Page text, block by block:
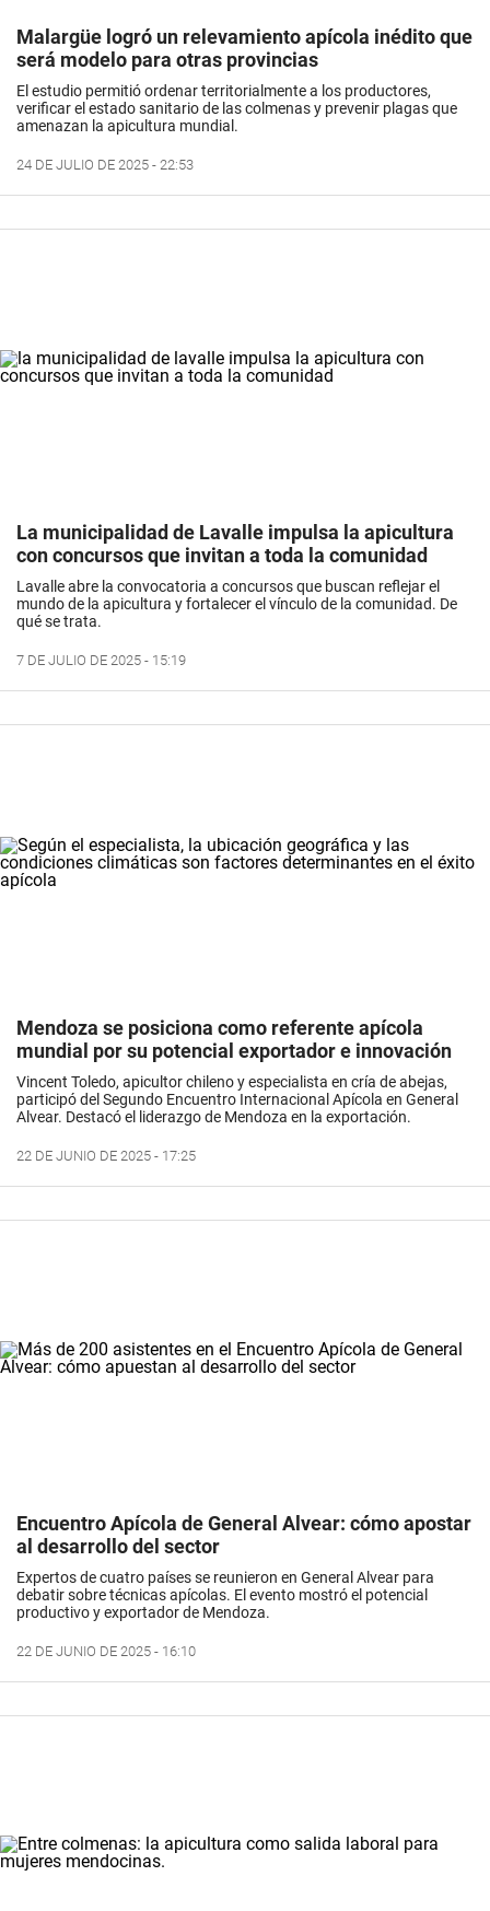
Malargüe logró un relevamiento apícola inédito que
será modelo para otras provincias
El estudio permitió ordenar territorialmente a los productores,
verificar el estado sanitario de las colmenas y prevenir plagas que
amenazan la apicultura mundial.
24 DE JULIO DE 2025 - 22:53
La municipalidad de Lavalle impulsa la apicultura
con concursos que invitan a toda la comunidad
Lavalle abre la convocatoria a concursos que buscan reflejar el
mundo de la apicultura y fortalecer el vínculo de la comunidad. De
qué se trata.
7 DE JULIO DE 2025 - 15:19
Mendoza se posiciona como referente apícola
mundial por su potencial exportador e innovación
Vincent Toledo, apicultor chileno y especialista en cría de abejas,
participó del Segundo Encuentro Internacional Apícola en General
Alvear. Destacó el liderazgo de Mendoza en la exportación.
22 DE JUNIO DE 2025 - 17:25
Encuentro Apícola de General Alvear: cómo apostar
al desarrollo del sector
Expertos de cuatro países se reunieron en General Alvear para
debatir sobre técnicas apícolas. El evento mostró el potencial
productivo y exportador de Mendoza.
22 DE JUNIO DE 2025 - 16:10